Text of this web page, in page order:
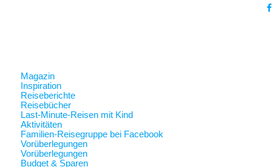
Magazin
Inspiration
Reiseberichte
Reisebücher
Last-Minute-Reisen mit Kind
Aktivitäten
Familien-Reisegruppe bei Facebook
Vorüberlegungen
Vorüberlegungen
Budget & Sparen